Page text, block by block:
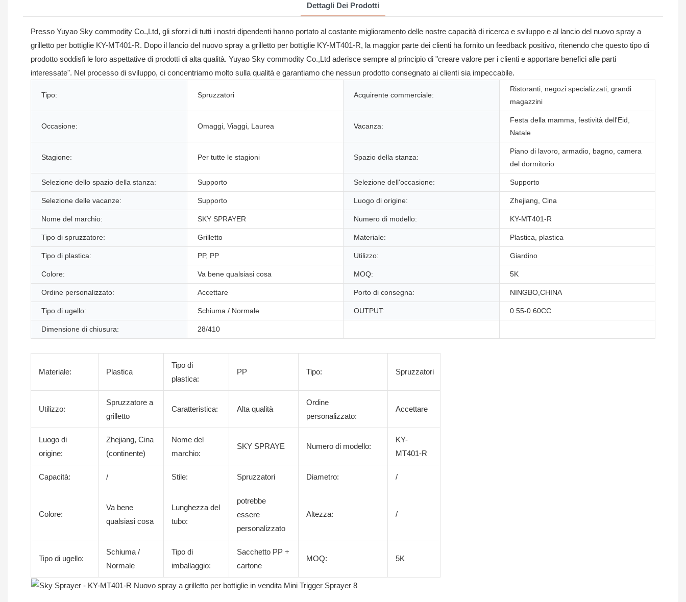
Dettagli Dei Prodotti
Presso Yuyao Sky commodity Co.,Ltd, gli sforzi di tutti i nostri dipendenti hanno portato al costante miglioramento delle nostre capacità di ricerca e sviluppo e al lancio del nuovo spray a
grilletto per bottiglie KY-MT401-R. Dopo il lancio del nuovo spray a grilletto per bottiglie KY-MT401-R, la maggior parte dei clienti ha fornito un feedback positivo, ritenendo che questo tipo di
prodotto soddisfi le loro aspettative di prodotti di alta qualità. Yuyao Sky commodity Co.,Ltd aderisce sempre al principio di "creare valore per i clienti e apportare benefici alle parti
interessate". Nel processo di sviluppo, ci concentriamo molto sulla qualità e garantiamo che nessun prodotto consegnato ai clienti sia impeccabile.
Tipo: Spruzzatori Acquirente commerciale:
Ristoranti, negozi specializzati, grandi
magazzini
Occasione: Omaggi, Viaggi, Laurea Vacanza:
Festa della mamma, festività dell'Eid,
Natale
Stagione: Per tutte le stagioni Spazio della stanza:
Piano di lavoro, armadio, bagno, camera
del dormitorio
Selezione dello spazio della stanza: Supporto Selezione dell'occasione: Supporto
Selezione delle vacanze: Supporto Luogo di origine: Zhejiang, Cina
Nome del marchio: SKY SPRAYER Numero di modello: KY-MT401-R
Tipo di spruzzatore: Grilletto Materiale: Plastica, plastica
Tipo di plastica: PP, PP Utilizzo: Giardino
Colore: Va bene qualsiasi cosa MOQ: 5K
Ordine personalizzato: Accettare Porto di consegna: NINGBO,CHINA
Tipo di ugello: Schiuma / Normale OUTPUT: 0.55-0.60CC
Dimensione di chiusura: 28/410
Materiale: Plastica
Tipo di
plastica:
PP Tipo: Spruzzatori
Utilizzo:
Spruzzatore a
grilletto
Caratteristica: Alta qualità
Ordine
personalizzato:
Accettare
Luogo di
origine:
Zhejiang, Cina
(continente)
Nome del
marchio:
SKY SPRAYE Numero di modello:
KY-
MT401-R
Capacità: / Stile: Spruzzatori Diametro: /
Colore:
Va bene
qualsiasi cosa
Lunghezza del
tubo:
potrebbe
essere
personalizzato
Altezza: /
Tipo di ugello:
Schiuma /
Normale
Tipo di
imballaggio:
Sacchetto PP +
cartone
MOQ: 5K